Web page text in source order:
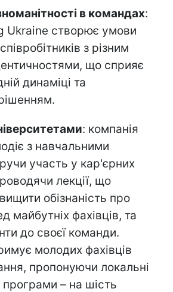
в командах:
Ukraine створює умови
з різним
що сприяє
динаміці та
: компанія
з навчальними
участь у кар'єрних
лекції, що
обізнаність про
майбутніх фахівців, та
до своєї команди.
молодих фахівців
пропонуючи локальні
програми – на шість